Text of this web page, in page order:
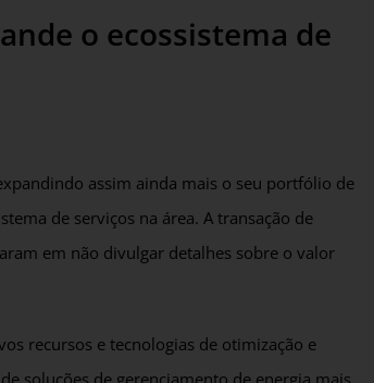
o ecossistema de
assim ainda mais o seu portfólio de
de serviços na área. A transação de
em não divulgar detalhes sobre o valor
recursos e tecnologias de otimização e